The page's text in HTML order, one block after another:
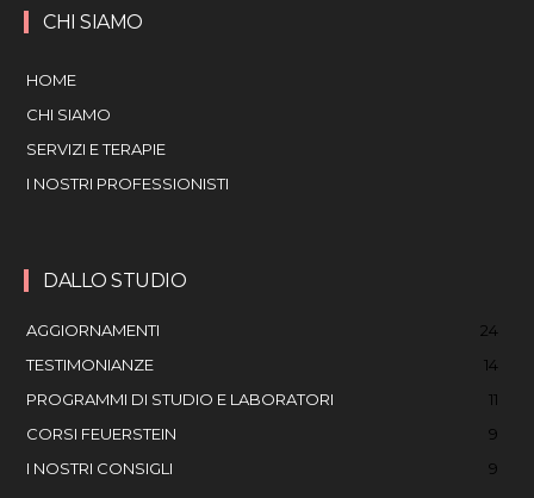
CHI SIAMO
HOME
CHI SIAMO
SERVIZI E TERAPIE
I NOSTRI PROFESSIONISTI
DALLO STUDIO
AGGIORNAMENTI
24
TESTIMONIANZE
14
PROGRAMMI DI STUDIO E LABORATORI
11
CORSI FEUERSTEIN
9
I NOSTRI CONSIGLI
9